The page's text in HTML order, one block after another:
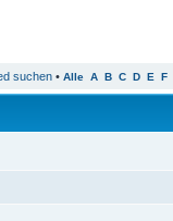
suchen • Alle A B C D E F